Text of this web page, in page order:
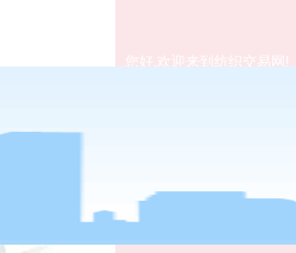
您好,欢迎来到纺织交易网! [